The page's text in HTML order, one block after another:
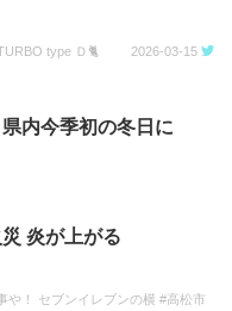
type Ｄ🐈️ 2026-03-15
内今季初の冬日に
炎が上がる
や！ セブンイレブンの横 #高松市